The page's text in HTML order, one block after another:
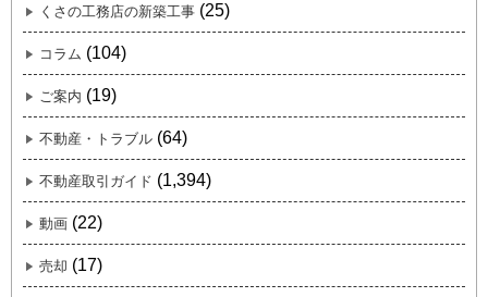
くさの工務店の新築工事 (25)
コラム (104)
ご案内 (19)
不動産・トラブル (64)
不動産取引ガイド (1,394)
動画 (22)
売却 (17)